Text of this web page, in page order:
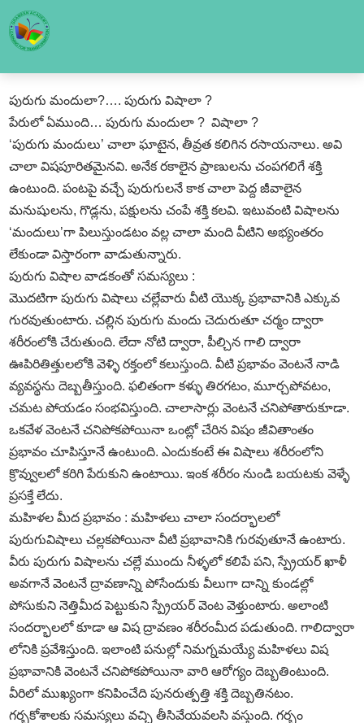
పురుగు మందులా?…. పురుగు విషాలా ?
పేరులో ఏముంది… పురుగు మందులా ? విషాలా ?
‘పురుగు మందులు’ చాలా ఘాటైన, తీవ్రత కలిగిన రసాయనాలు. అవి
చాలా విషపూరితమైనవి. అనేక రకాలైన ప్రాణులను చంపగలిగే శక్తి
ఉంటుంది. పంటపై వచ్చే పురుగులనే కాక చాలా పెద్ద జీవాలైన
మనుషులను, గొడ్లను, పక్షులను చంపే శక్తి కలవి. ఇటువంటి విషాలను
‘మందులు’గా పిలుస్తుండటం వల్ల చాలా మంది వీటిని అభ్యంతరం
లేకుండా విస్తారంగా వాడుతున్నారు.
పురుగు విషాల వాడకంతో సమస్యలు :
మొదటిగా పురుగు విషాలు చల్లేవారు వీటి యొక్క ప్రభావానికి ఎక్కువ
గురవుతుంటారు. చల్లిన పురుగు మందు చెదురుతూ చర్మం ద్వారా
శరీరంలోకి చేరుతుంది. లేదా నోటి ద్వారా, పీల్చిన గాలి ద్వారా
ఊపిరితిత్తులలోకి వెళ్ళి రక్తంలో కలుస్తుంది. వీటి ప్రభావం వెంటనే నాడి
వ్యవస్థను దెబ్బతీస్తుంది. ఫలితంగా కళ్ళు తిరగటం, మూర్చపోవటం,
చమట పోయడం సంభవిస్తుంది. చాలాసార్లు వెంటనే చనిపోతారుకూడా.
ఒకవేళ వెంటనే చనిపోకపోయినా ఒంట్లో చేరిన విషం జీవితాంతం
ప్రభావం చూపిస్తూనే ఉంటుంది. ఎందుకంటే ఈ విషాలు శరీరంలోని
క్రొవ్వులలో కరిగి పేరుకుని ఉంటాయి. ఇంక శరీరం నుండి బయటకు వెళ్ళే
ప్రసక్తే లేదు.
మహిళల మీద ప్రభావం : మహిళలు చాలా సందర్భాలలో
పురుగువిషాలు చల్లకపోయినా వీటి ప్రభావానికి గురవుతూనే ఉంటారు.
వీరు పురుగు విషాలను చల్లే ముందు నీళ్ళలో కలిపే పని, స్ప్రేయర్‌ ఖాళీ
అవగానే వెంటనే ద్రావణాన్ని పోసేందుకు వీలుగా దాన్ని కుండల్లో
పోసుకుని నెత్తిమీద పెట్టుకుని స్ప్రేయర్‌ వెంట వెళ్తుంటారు. అలాంటి
సందర్భాలలో కూడా ఆ విష ద్రావణం శరీరంమీద పడుతుంది. గాలిద్వారా
లోనికి ప్రవేశిస్తుంది. ఇలాంటి పనుల్లో నిమగ్నమయ్యే మహిళలు విష
ప్రభావానికి వెంటనే చనిపోకపోయినా వారి ఆరోగ్యం దెబ్బతింటుంది.
వీరిలో ముఖ్యంగా కనిపించేది పునరుత్పత్తి శక్తి దెబ్బతినటం.
గర్భకోశాలకు సమస్యలు వచ్చి తీసివేయవలసి వస్తుంది. గర్భం